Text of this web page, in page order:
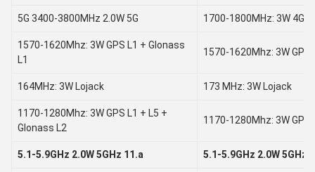
5G 3400-3800MHz 2.0W 5G 1700-1800MHz: 3W 4G
1570-1620Mhz: 3W GPS L1 + Glonass
L1
1570-1620Mhz: 3W GPS
164MHz: 3W Lojack 173 MHz: 3W Lojack
1170-1280Mhz: 3W GPS L1 + L5 +
Glonass L2
1170-1280Mhz: 3W GPS
5.1-5.9GHz 2.0W 5GHz 11.a 5.1-5.9GHz 2.0W 5GHz